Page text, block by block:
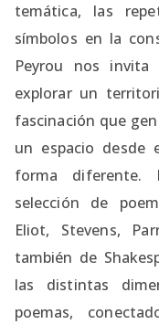
temática, las
símbolos en la
Peyrou nos
explorar un
fascinación que
un espacio desde
forma diferente.
selección de
Eliot, Stevens,
también de
las distintas
poemas,